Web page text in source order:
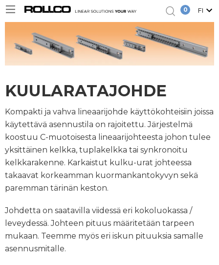
0 FI
KUULARATAJOHDE
Kompakti ja vahva lineaarijohde käyttökohteisiin joissa
käytettävä asennustila on rajoitettu. Järjestelmä
koostuu C-muotoisesta lineaarijohteesta johon tulee
yksittäinen kelkka, tuplakelkka tai synkronoitu
kelkkarakenne. Karkaistut kulku-urat johteessa
takaavat korkeamman kuormankantokyvyn sekä
paremman tärinän keston.
Johdetta on saatavilla viidessä eri kokoluokassa /
leveydessä. Johteen pituus määritetään tarpeen
mukaan. Teemme myös eri iskun pituuksia samalle
asennusmitalle.